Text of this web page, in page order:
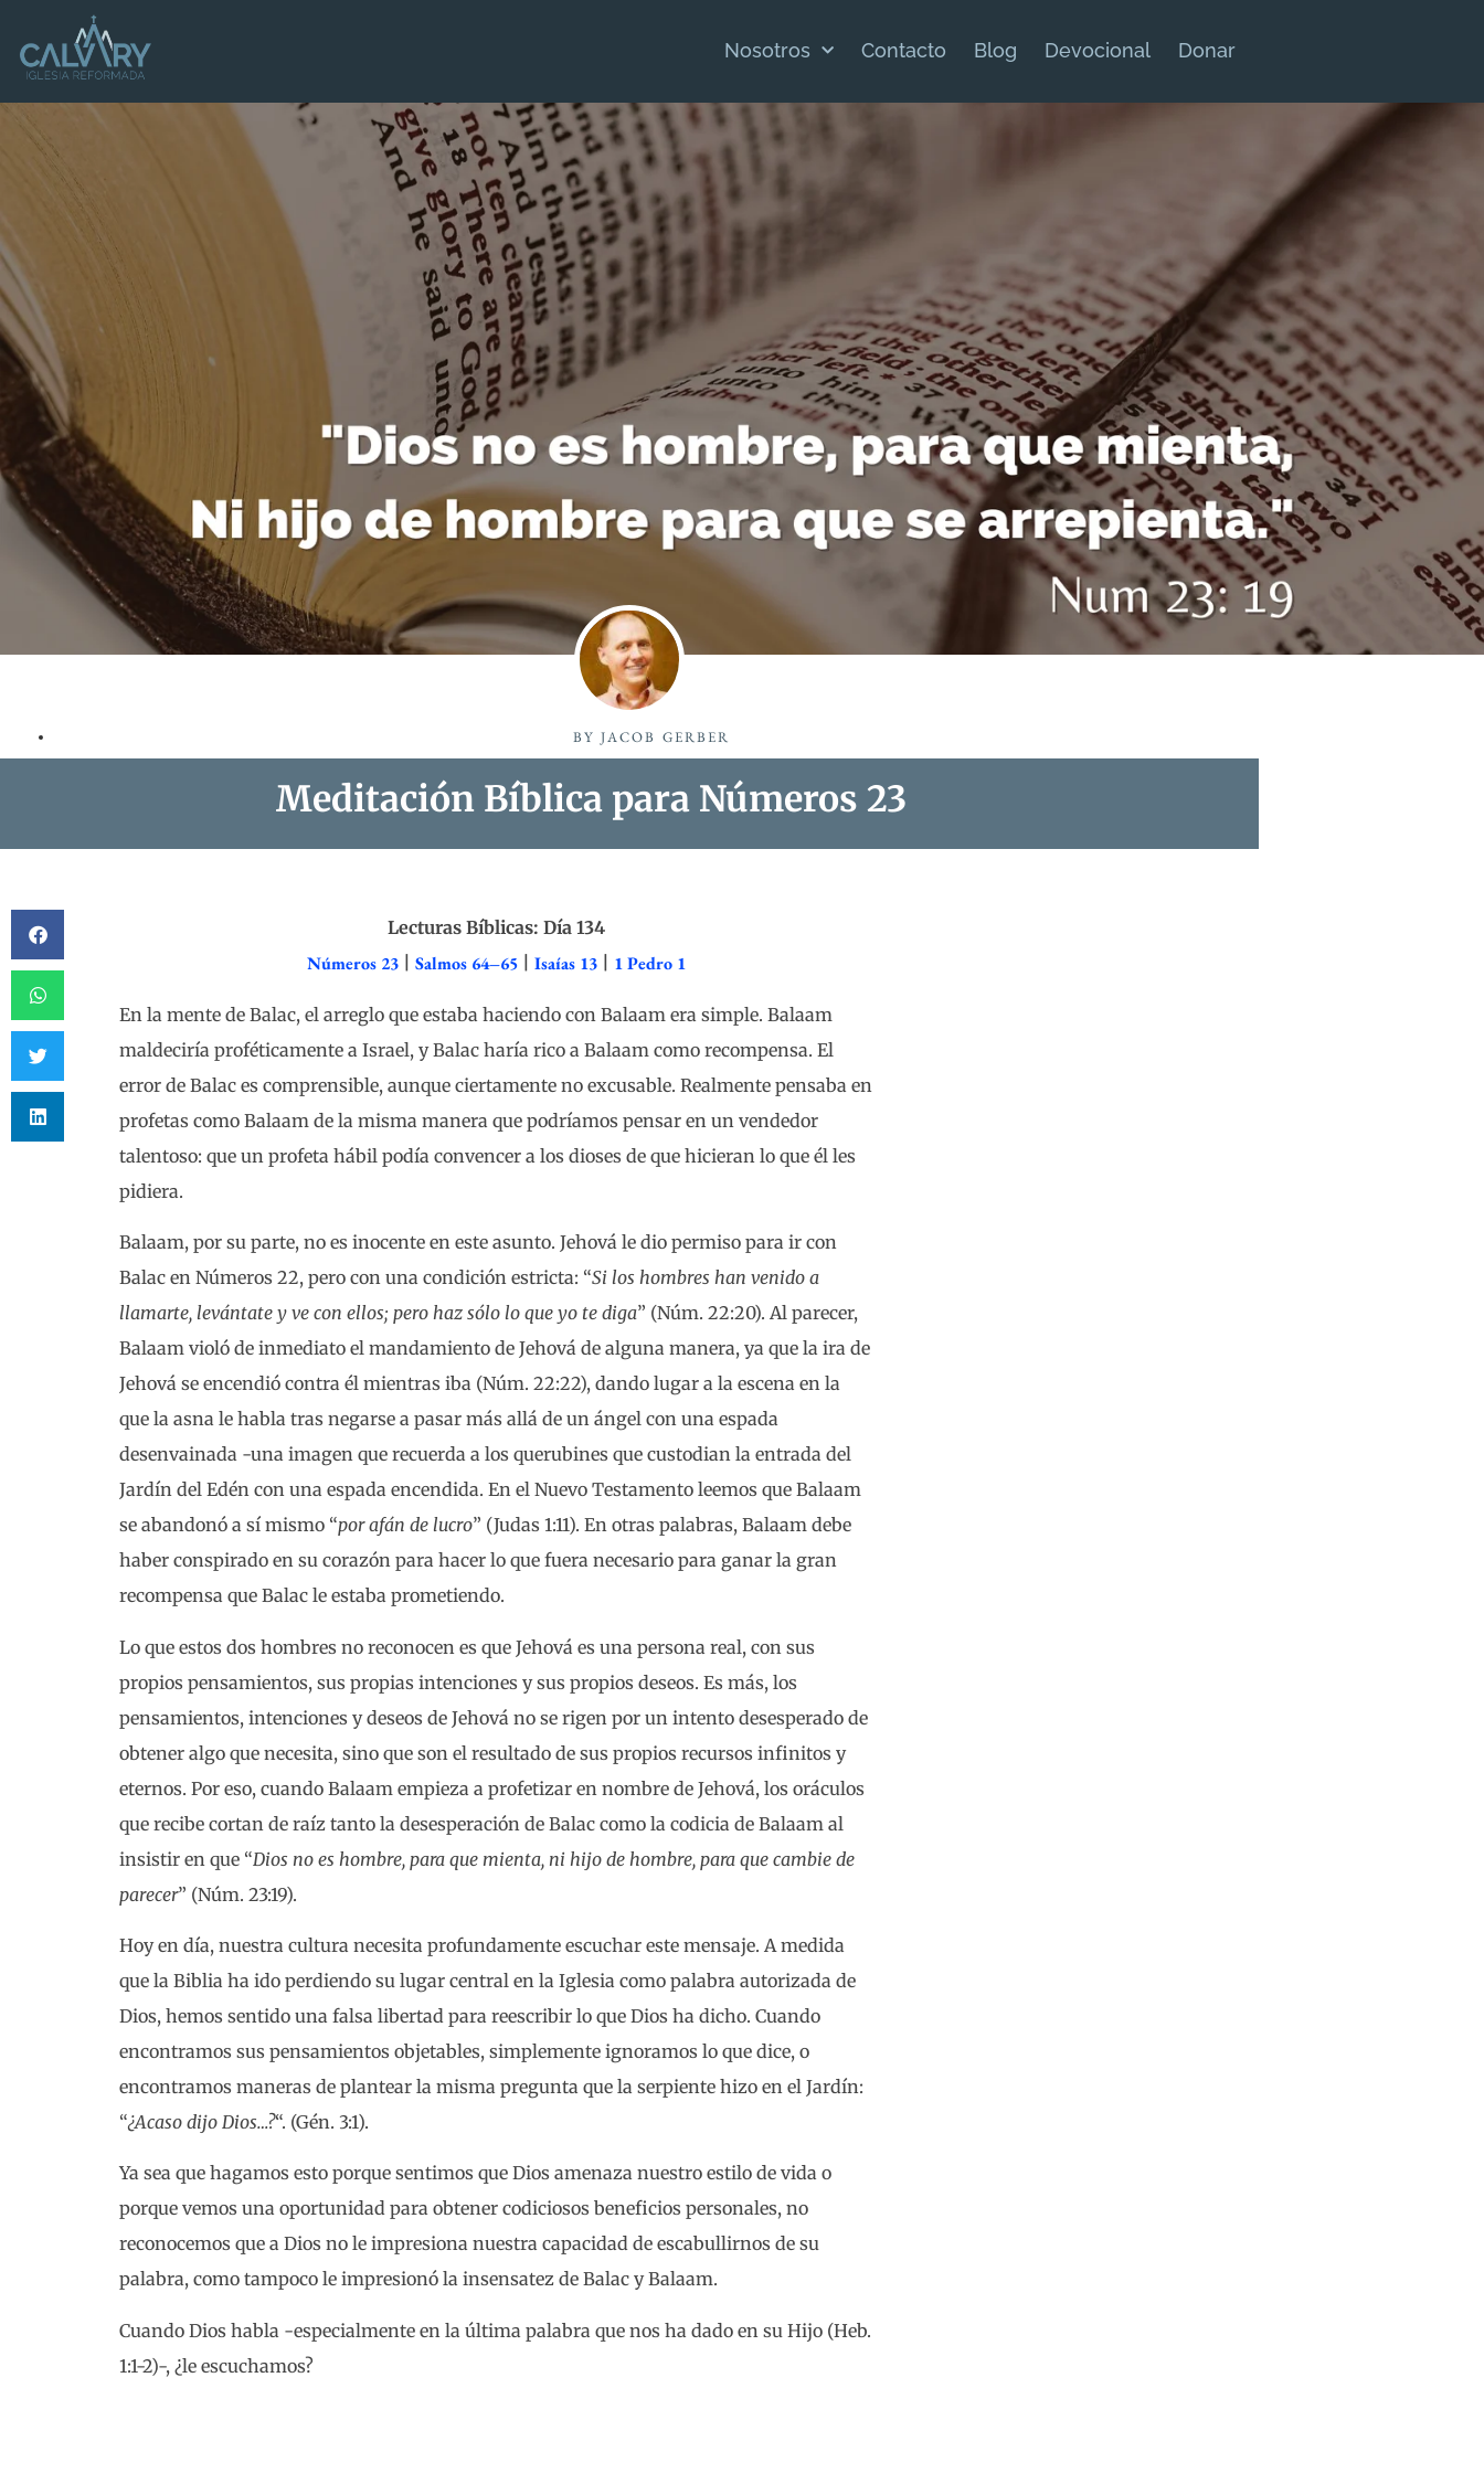
Nosotros Contacto Blog Devocional Donar
BY JACOB GERBER
Meditación Bíblica para Números 23
Lecturas Bíblicas: Día 134
Números 23| Salmos 64–65| Isaías 13| 1 Pedro 1
En la mente de Balac, el arreglo que estaba haciendo con Balaam era simple. Balaam
maldeciría proféticamente a Israel, y Balac haría rico a Balaam como recompensa. El
error de Balac es comprensible, aunque ciertamente no excusable. Realmente pensaba en
profetas como Balaam de la misma manera que podríamos pensar en un vendedor
talentoso: que un profeta hábil podía convencer a los dioses de que hicieran lo que él les
pidiera.
Balaam, por su parte, no es inocente en este asunto. Jehová le dio permiso para ir con
Balac en Números 22, pero con una condición estricta: “Si los hombres han venido a
llamarte, levántate y ve con ellos; pero haz sólo lo que yo te diga” (Núm. 22:20). Al parecer,
Balaam violó de inmediato el mandamiento de Jehová de alguna manera, ya que la ira de
Jehová se encendió contra él mientras iba (Núm. 22:22), dando lugar a la escena en la
que la asna le habla tras negarse a pasar más allá de un ángel con una espada
desenvainada -una imagen que recuerda a los querubines que custodian la entrada del
Jardín del Edén con una espada encendida. En el Nuevo Testamento leemos que Balaam
se abandonó a sí mismo “por afán de lucro” (Judas 1:11). En otras palabras, Balaam debe
haber conspirado en su corazón para hacer lo que fuera necesario para ganar la gran
recompensa que Balac le estaba prometiendo.
Lo que estos dos hombres no reconocen es que Jehová es una persona real, con sus
propios pensamientos, sus propias intenciones y sus propios deseos. Es más, los
pensamientos, intenciones y deseos de Jehová no se rigen por un intento desesperado de
obtener algo que necesita, sino que son el resultado de sus propios recursos infinitos y
eternos. Por eso, cuando Balaam empieza a profetizar en nombre de Jehová, los oráculos
que recibe cortan de raíz tanto la desesperación de Balac como la codicia de Balaam al
insistir en que “Dios no es hombre, para que mienta, ni hijo de hombre, para que cambie de
parecer” (Núm. 23:19).
Hoy en día, nuestra cultura necesita profundamente escuchar este mensaje. A medida
que la Biblia ha ido perdiendo su lugar central en la Iglesia como palabra autorizada de
Dios, hemos sentido una falsa libertad para reescribir lo que Dios ha dicho. Cuando
encontramos sus pensamientos objetables, simplemente ignoramos lo que dice, o
encontramos maneras de plantear la misma pregunta que la serpiente hizo en el Jardín:
“¿Acaso dijo Dios…?“. (Gén. 3:1).
Ya sea que hagamos esto porque sentimos que Dios amenaza nuestro estilo de vida o
porque vemos una oportunidad para obtener codiciosos beneficios personales, no
reconocemos que a Dios no le impresiona nuestra capacidad de escabullirnos de su
palabra, como tampoco le impresionó la insensatez de Balac y Balaam.
Cuando Dios habla -especialmente en la última palabra que nos ha dado en su Hijo (Heb.
1:1-2)-, ¿le escuchamos?